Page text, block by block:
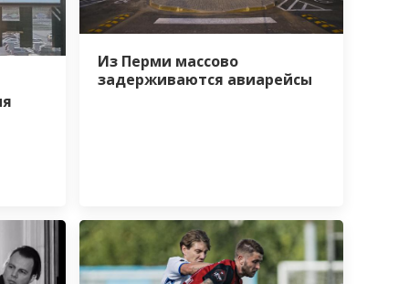
Из Перми массово
задерживаются авиарейсы